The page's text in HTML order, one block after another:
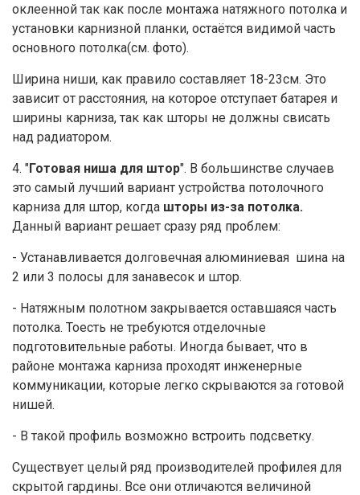
оклеенной так как после монтажа натяжного потолка и
установки карнизной планки, остаётся видимой часть
основного потолка(см. фото).
Ширина ниши, как правило составляет 18-23см. Это
зависит от расстояния, на которое отступает батарея и
ширины карниза, так как шторы не должны свисать
над радиатором.
4. "Готовая ниша для штор". В большинстве случаев
это самый лучший вариант устройства потолочного
карниза для штор, когда шторы из-за потолка.
Данный вариант решает сразу ряд проблем:
- Устанавливается долговечная алюминиевая шина на
2 или 3 полосы для занавесок и штор.
- Натяжным полотном закрывается оставшаяся часть
потолка. Тоесть не требуются отделочные
подготовительные работы. Иногда бывает, что в
районе монтажа карниза проходят инженерные
коммуникации, которые легко скрываются за готовой
нишей.
- В такой профиль возможно встроить подсветку.
Существует целый ряд производителей профилея для
скрытой гардины. Все они отличаются величиной